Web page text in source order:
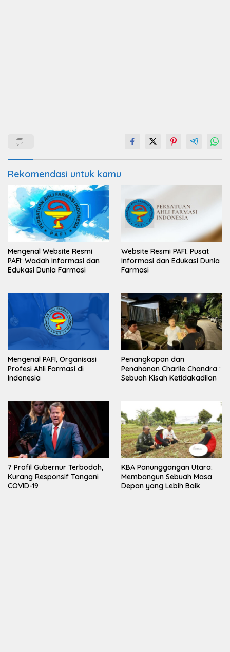
Rekomendasi untuk kamu
Mengenal Website Resmi
PAFI: Wadah Informasi dan
Edukasi Dunia Farmasi
Website Resmi PAFI: Pusat
Informasi dan Edukasi Dunia
Farmasi
Mengenal PAFI, Organisasi
Profesi Ahli Farmasi di
Indonesia
Penangkapan dan
Penahanan Charlie Chandra :
Sebuah Kisah Ketidakadilan
7 Profil Gubernur Terbodoh,
Kurang Responsif Tangani
COVID-19
KBA Panunggangan Utara:
Membangun Sebuah Masa
Depan yang Lebih Baik